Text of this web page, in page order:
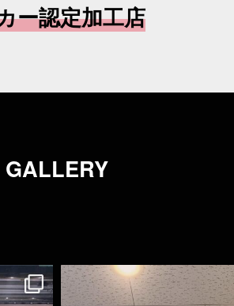
ー認定加工店
GALLERY